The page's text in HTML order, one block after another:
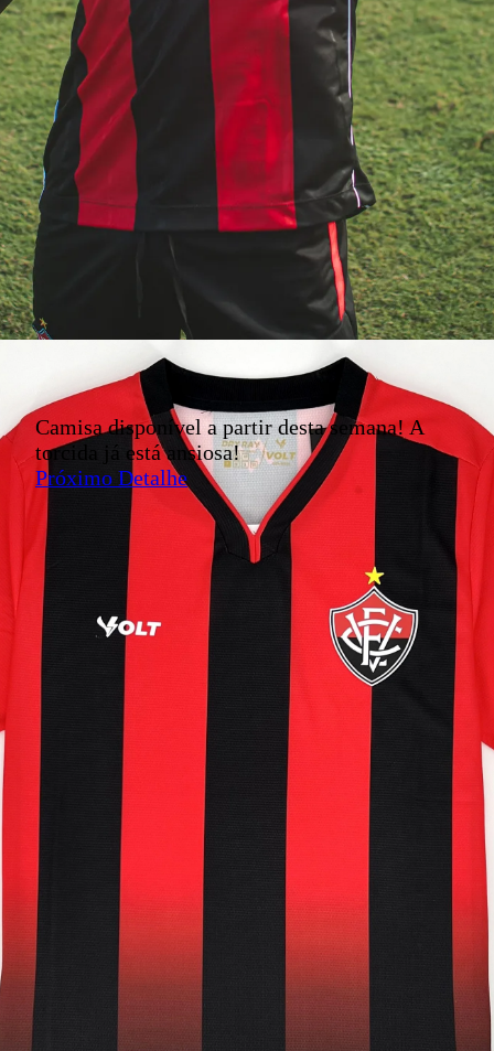
Camisa disponível a partir desta semana! A
torcida já está ansiosa!
Próximo Detalhe